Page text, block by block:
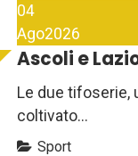
04
Ago2026
Ascoli e
Le due tifoserie,
coltivato...
Sport